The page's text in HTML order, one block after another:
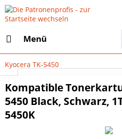
Menü
Kyocera TK-5450
Kompatible
5450 Black, Schwarz,
5450K